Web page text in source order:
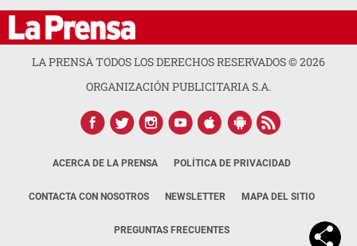
LA PRENSA TODOS LOS DERECHOS RESERVADOS ©2026
ORGANIZACIÓN PUBLICITARIA S.A.
ACERCA DE LA PRENSA POLÍTICA DE PRIVACIDAD
CONTACTA CON NOSOTROS NEWSLETTER MAPA DEL SITIO
PREGUNTAS FRECUENTES